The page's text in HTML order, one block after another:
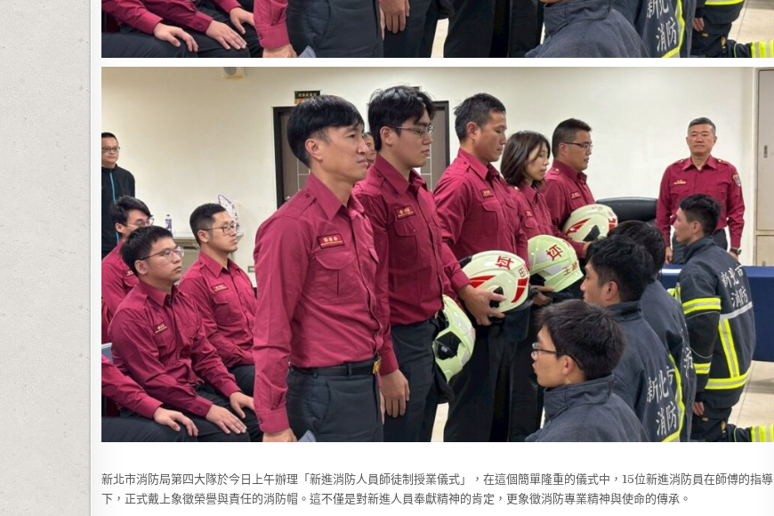
新北市消防局第四大隊於今日上午辦理「新進消防人員師徒制授業儀式」，在這個簡單隆重的儀式中，15位新進消防員在師傅的指導
下，正式戴上象徵榮譽與責任的消防帽。這不僅是對新進人員奉獻精神的肯定，更象徵消防專業精神與使命的傳承。